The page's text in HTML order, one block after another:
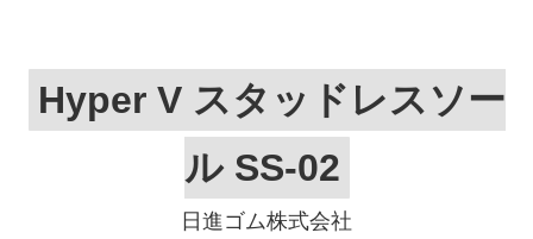
Hyper V スタッドレスソー
ル SS-02
日進ゴム株式会社